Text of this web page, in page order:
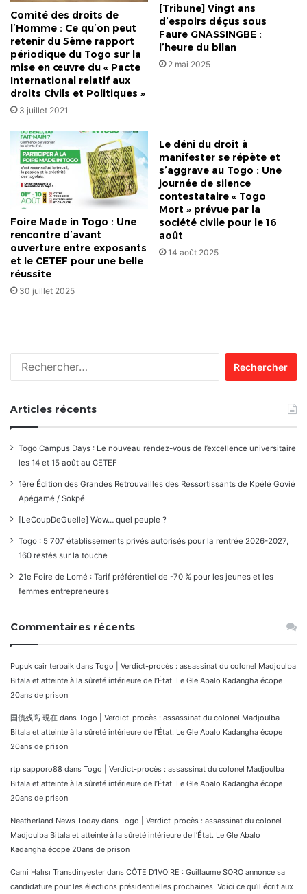
Comité des droits de
l’Homme : Ce qu’on peut
retenir du 5ème rapport
périodique du Togo sur la
mise en œuvre du « Pacte
International relatif aux
droits Civils et Politiques »
3 juillet 2021
[Tribune] Vingt ans
d’espoirs déçus sous
Faure GNASSINGBE :
l’heure du bilan
2 mai 2025
Foire Made in Togo : Une
rencontre d’avant
ouverture entre exposants
et le CETEF pour une belle
réussite
30 juillet 2025
Le déni du droit à
manifester se répète et
s’aggrave au Togo : Une
journée de silence
contestataire « Togo
Mort » prévue par la
société civile pour le 16
août
14 août 2025
Articles récents
Togo Campus Days : Le nouveau rendez-vous de l’excellence universitaire
les 14 et 15 août au CETEF
1ère Édition des Grandes Retrouvailles des Ressortissants de Kpélé Govié
Apégamé / Sokpé
[LeCoupDeGuelle] Wow… quel peuple ?
Togo : 5 707 établissements privés autorisés pour la rentrée 2026-2027,
160 restés sur la touche
21e Foire de Lomé : Tarif préférentiel de -70 % pour les jeunes et les
femmes entrepreneures
Commentaires récents
Pupuk cair terbaik dans Togo | Verdict-procès : assassinat du colonel Madjoulba
Bitala et atteinte à la sûreté intérieure de l’État. Le Gle Abalo Kadangha écope
20ans de prison
国債残高 現在 dans Togo | Verdict-procès : assassinat du colonel Madjoulba
Bitala et atteinte à la sûreté intérieure de l’État. Le Gle Abalo Kadangha écope
20ans de prison
rtp sapporo88 dans Togo | Verdict-procès : assassinat du colonel Madjoulba
Bitala et atteinte à la sûreté intérieure de l’État. Le Gle Abalo Kadangha écope
20ans de prison
Neatherland News Today dans Togo | Verdict-procès : assassinat du colonel
Madjoulba Bitala et atteinte à la sûreté intérieure de l’État. Le Gle Abalo
Kadangha écope 20ans de prison
Cami Halısı Transdinyester dans CÔTE D’IVOIRE : Guillaume SORO annonce sa
candidature pour les élections présidentielles prochaines. Voici ce qu’il écrit aux